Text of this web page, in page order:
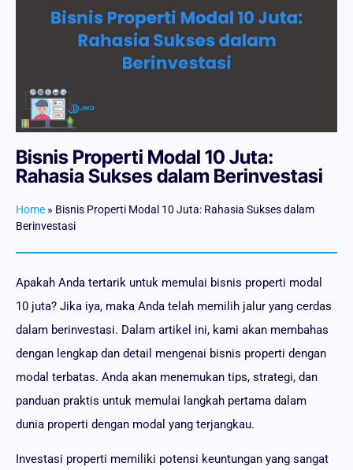
Bisnis Properti Modal 10 Juta:
Rahasia Sukses dalam Berinvestasi
Home » Bisnis Properti Modal 10 Juta: Rahasia Sukses dalam
Berinvestasi
Apakah Anda tertarik untuk memulai bisnis properti modal
10 juta? Jika iya, maka Anda telah memilih jalur yang cerdas
dalam berinvestasi. Dalam artikel ini, kami akan membahas
dengan lengkap dan detail mengenai bisnis properti dengan
modal terbatas. Anda akan menemukan tips, strategi, dan
panduan praktis untuk memulai langkah pertama dalam
dunia properti dengan modal yang terjangkau.
Investasi properti memiliki potensi keuntungan yang sangat